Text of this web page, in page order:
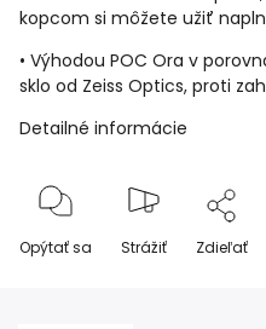
kopcom si môžete užiť
• Výhodou POC Ora v
sklo od Zeiss Optics, proti
Detailné informácie
Opýtať sa Strážiť Zdieľať